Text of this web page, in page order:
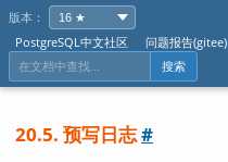
版本：
PostgreSQL中文社区
问题报告(gitee)
搜索
20.5. 预写日志#